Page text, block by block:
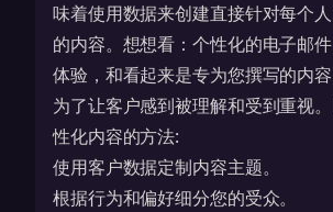
味着使用数据来创建直接针对每个
的内容。想想看：个性化的电子邮
体验，和看起来是专为您撰写的内
为了让客户感到被理解和受到重视
性化内容的方法:
使用客户数据定制内容主题。
根据行为和偏好细分您的受众。